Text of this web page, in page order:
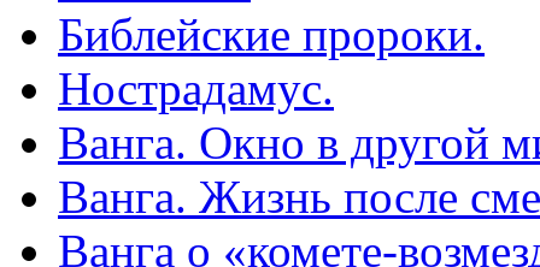
Библейские пророки.
Нострадамус.
Ванга. Окно в другой
Ванга. Жизнь после
Ванга о «комете-